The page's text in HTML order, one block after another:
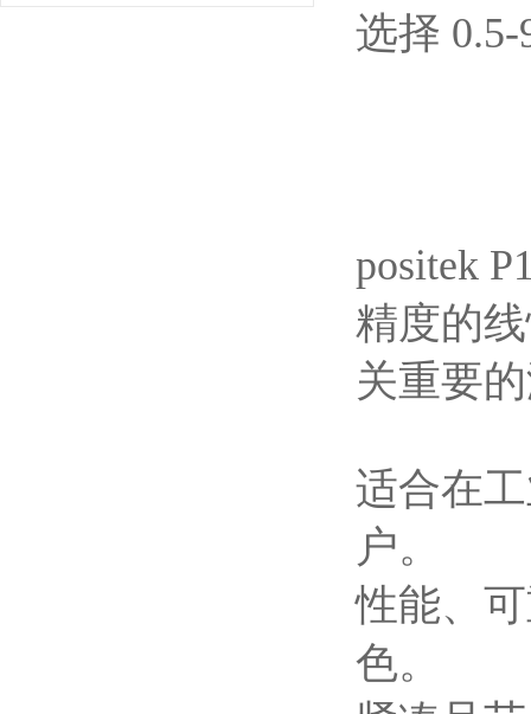
选择
positek
精度的
关重要
适合在
户。
性能、
色。